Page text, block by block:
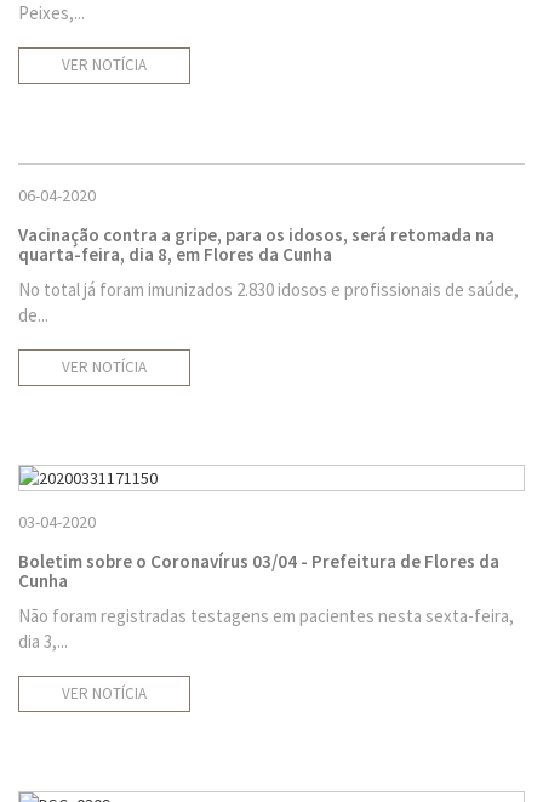
Peixes,...
VER NOTÍCIA
06-04-2020
Vacinação contra a gripe, para os idosos, será retomada na
quarta-feira, dia 8, em Flores da Cunha
No total já foram imunizados 2.830 idosos e profissionais de saúde,
de...
VER NOTÍCIA
03-04-2020
Boletim sobre o Coronavírus 03/04 - Prefeitura de Flores da
Cunha
Não foram registradas testagens em pacientes nesta sexta-feira,
dia 3,...
VER NOTÍCIA